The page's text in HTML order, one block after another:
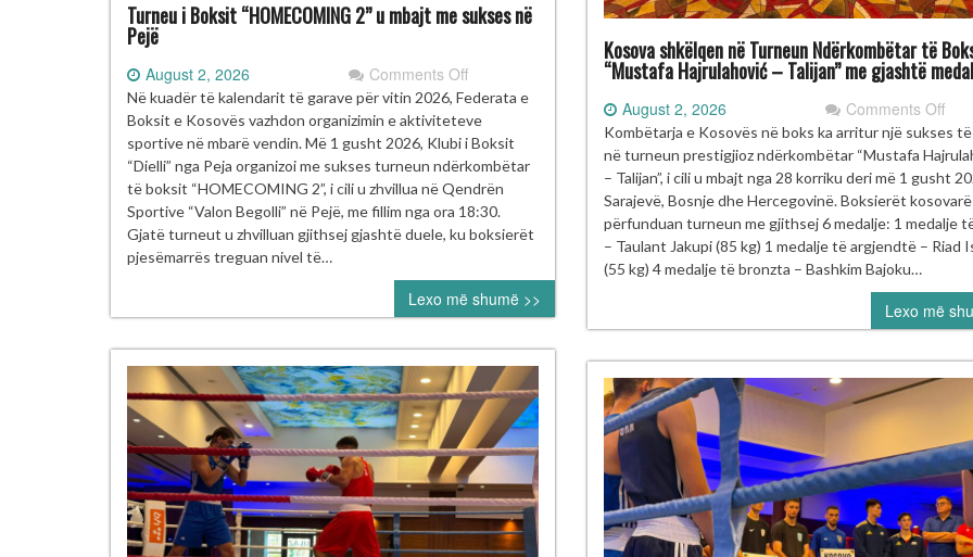
Turneu i Boksit “HOMECOMING 2” u mbajt me sukses në
Pejë
August 2, 2026 Comments Offon
Turneu
i
Boksit
“HOMECOMING
2”
u
mbajt
sukses
në
Pejë
Në kuadër të kalendarit të garave për vitin 2026, Federata e
Boksit e Kosovës vazhdon organizimin e aktiviteteve
sportive në mbarë vendin. Më 1 gusht 2026, Klubi i Boksit
“Dielli” nga Peja organizoi me sukses turneun ndërkombëtar
të boksit “HOMECOMING 2”, i cili u zhvillua në Qendrën
Sportive “Valon Begolli” në Pejë, me fillim nga ora 18:30.
Gjatë turneut u zhvilluan gjithsej gjashtë duele, ku boksierët
pjesëmarrës treguan nivel të…
Lexo më shumë >>
Kosova shkëlqen në Turneun Ndërkombëtar të
“Mustafa Hajrulahović – Talijan” me gjashtë
August 2, 2026 Comments Offon
në
të
–
me
Kombëtarja e Kosovës në boks ka arritur një sukses të
në turneun prestigjioz ndërkombëtar “Mustafa
– Talijan”, i cili u mbajt nga 28 korriku deri më 1 gusht
Sarajevë, Bosnje dhe Hercegovinë. Boksierët
përfunduan turneun me gjithsej 6 medalje: 1 medalje
– Taulant Jakupi (85 kg) 1 medalje të argjendtë – Riad
(55 kg) 4 medalje të bronzta – Bashkim Bajoku…
Lexo më